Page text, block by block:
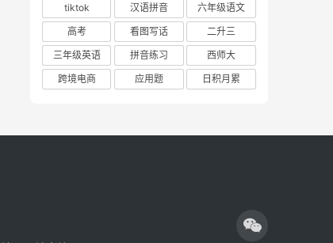
tiktok
汉语拼音
六年级语文
高考
看图写话
二升三
三年级英语
拼音练习
西师大
跨境电商
应用题 日积月累